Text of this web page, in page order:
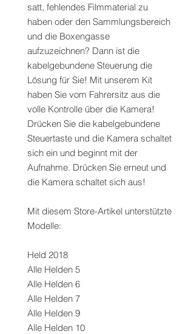
satt, fehlendes Filmmaterial zu
haben oder den Sammlungsbereich
und die Boxengasse
aufzuzeichnen? Dann ist die
kabelgebundene Steuerung die
Lösung für Sie! Mit unserem Kit
haben Sie vom Fahrersitz aus die
volle Kontrolle über die Kamera!
Drücken Sie die kabelgebundene
Steuertaste und die Kamera schaltet
sich ein und beginnt mit der
Aufnahme. Drücken Sie erneut und
die Kamera schaltet sich aus!
Mit diesem Store-Artikel unterstützte
Modelle:
Held 2018
Alle Helden 5
Alle Helden 6
Alle Helden 7
Alle Helden 9
Alle Helden 10